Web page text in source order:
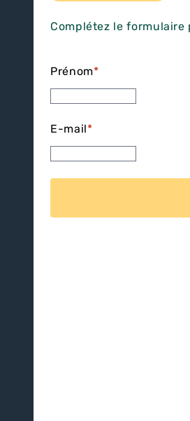
Complétez le
Prénom*
E-mail*